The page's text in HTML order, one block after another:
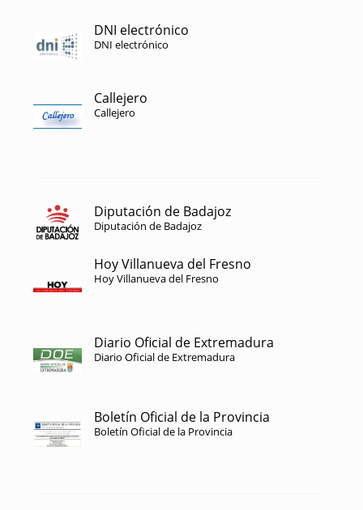
DNI electrónico
DNI electrónico
Callejero
Callejero
Diputación de Badajoz
Diputación de Badajoz
Hoy Villanueva del Fresno
Hoy Villanueva del Fresno
Diario Oficial de Extremadura
Diario Oficial de Extremadura
Boletín Oficial de la Provincia
Boletín Oficial de la Provincia